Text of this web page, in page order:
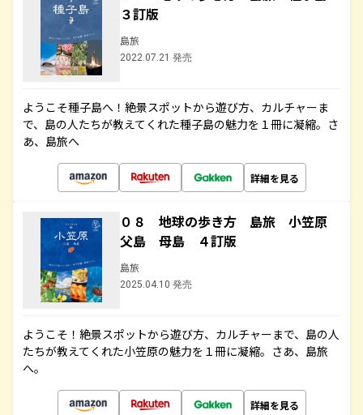
３訂版
島旅
2022.07.21 発売
ようこそ種子島へ！絶景スポットから遊び方、カルチャーま
で、島の人たちが教えてくれた種子島の魅力を１冊に凝縮。さ
あ、島旅へ
詳細を見る
０８ 地球の歩き方 島旅 小笠原
父島 母島 ４訂版
島旅
2025.04.10 発売
ようこそ！絶景スポットから遊び方、カルチャーまで、島の人
たちが教えてくれた小笠原の魅力を１冊に凝縮。さあ、島旅
へ。
詳細を見る